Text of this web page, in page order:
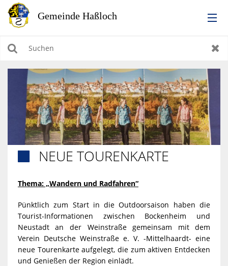
RATHAUS
LEBEN IN HASSLOCH
BILDUNG & KULTUR
WIRTSCHAFTEN, BAUEN, WOHNEN & UMWELT
TOURISMUS
Suchen
NEUE TOURENKARTE
Thema: „Wandern und Radfahren“
Pünktlich zum Start in die Outdoorsaison haben die
Tourist-Informationen zwischen Bockenheim und
Neustadt an der Weinstraße gemeinsam mit dem
Verein Deutsche Weinstraße e. V. -Mittelhaardt- eine
neue Tourenkarte aufgelegt, die zum aktiven Entdecken
und Genießen der Region einlädt.